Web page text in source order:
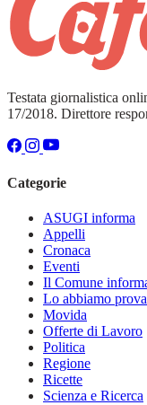
Testata giornalistica
17/2018. Direttore
Categorie
ASUGI informa
Appelli
Cronaca
Eventi
Il Comune
Lo abbiamo
Movida
Offerte di Lavoro
Politica
Regione
Ricette
Scienza e Ricerca